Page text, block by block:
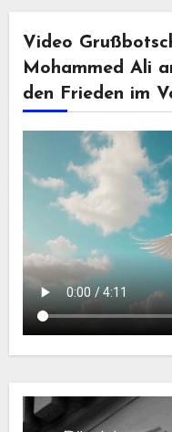
Beiträge
Video
Mohammed Ali
den Frieden im